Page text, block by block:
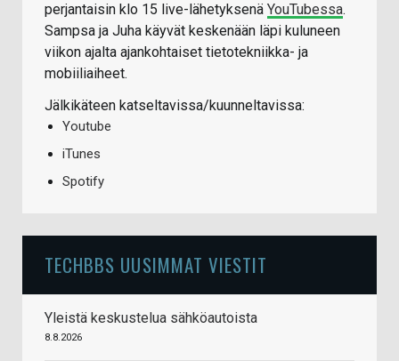
perjantaisin klo 15 live-lähetyksenä YouTubessa.
Sampsa ja Juha käyvät keskenään läpi kuluneen
viikon ajalta ajankohtaiset tietotekniikka- ja
mobiiliaiheet.
Jälkikäteen katseltavissa/kuunneltavissa:
Youtube
iTunes
Spotify
TECHBBS UUSIMMAT VIESTIT
Yleistä keskustelua sähköautoista
8.8.2026